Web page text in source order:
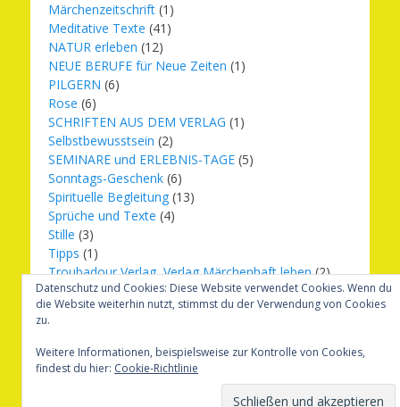
Märchenzeitschrift (1)
Meditative Texte (41)
NATUR erleben (12)
NEUE BERUFE für Neue Zeiten (1)
PILGERN (6)
Rose (6)
SCHRIFTEN AUS DEM VERLAG (1)
Selbstbewusstsein (2)
SEMINARE und ERLEBNIS-TAGE (5)
Sonntags-Geschenk (6)
Spirituelle Begleitung (13)
Sprüche und Texte (4)
Stille (3)
Tipps (1)
Troubadour Verlag, Verlag Märchenhaft leben(2)
Übungen (1)
Urbilder(20)
Verlag Märchenhaft leben
Weihnachten(16)
Datenschutz und Cookies: Diese Website verwendet Cookies. Wenn du
die Website weiterhin nutzt, stimmst du der Verwendung von Cookies
zu.
Weitere Informationen, beispielsweise zur Kontrolle von Cookies,
findest du hier: Cookie-Richtlinie